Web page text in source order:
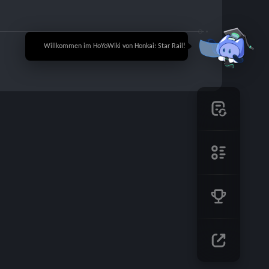
🎉 Willkommen im HoYoWiki von Honkai: Star Rail!